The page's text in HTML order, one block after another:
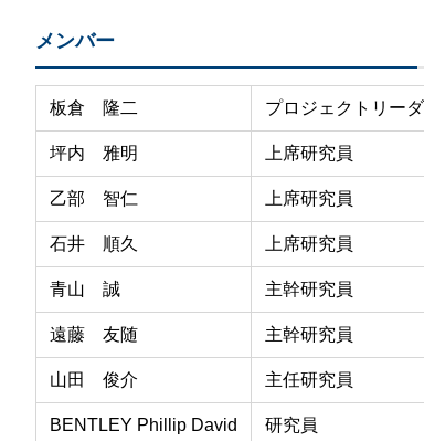
メンバー
板倉 隆二 プロジェクトリー
坪内 雅明 上席研究員
乙部 智仁 上席研究員
石井 順久 上席研究員
青山 誠 主幹研究員
遠藤 友随 主幹研究員
山田 俊介 主任研究員
BENTLEY Phillip David 研究員